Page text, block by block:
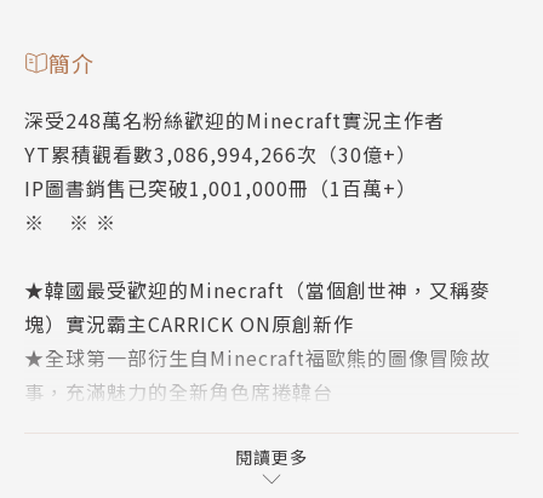
簡介
深受248萬名粉絲歡迎的Minecraft實況主作者
YT累積觀看數3,086,994,266次（30億+）
IP圖書銷售已突破1,001,000冊（1百萬+）
※ ※ ※
★韓國最受歡迎的Minecraft（當個創世神，又稱麥
塊）實況霸主CARRICK ON原創新作
★全球第一部衍生自Minecraft福歐熊的圖像冒險故
事，充滿魅力的全新角色席捲韓台
閱讀更多